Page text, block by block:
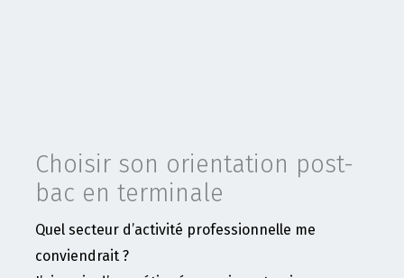
Choisir son orientation post-
bac en terminale
Quel secteur d’activité professionnelle me
conviendrait ?